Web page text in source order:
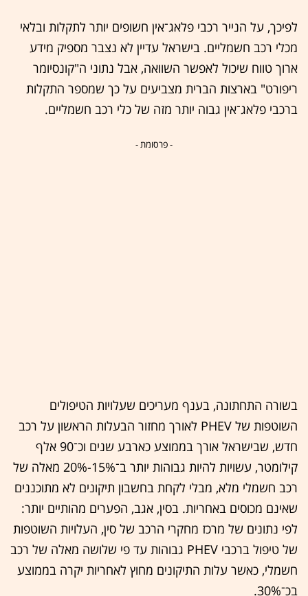
לפיכך, על הנייר רכבי פלאג־אין חשופים יותר לתקלות ובלאי
מכלי רכב חשמליים. בישראל עדיין לא נצבר מספיק מידע
ארוך טווח שיכול לאפשר השוואה, אבל נתוני ה"קונסיומר
ריפורט" בארצות הברית מצביעים על כך שמספר התקלות
ברכבי פלאג־אין גבוה יותר מזה של כלי רכב חשמליים.
- פרסומת -
בשורה התחתונה, בענף מעריכים שעלויות הטיפולים
השוטפות של PHEV לאורך מחזור הבעלות הראשון על רכב
חדש, שבישראל אורך בממוצע כארבע שנים וכ־90 אלף
קילומטר, עשויות להיות גבוהות יותר ב־15%-20% מאלה של
רכב חשמלי מלא, מבלי לקחת בחשבון תיקונים לא מתוכננים
שאינם מכוסים באחריות. בסין, אגב, הפערים מהותיים יותר:
לפי נתונים של מרכז מחקרי הרכב של סין, העלויות השוטפות
של טיפול ברכבי PHEV גבוהות עד פי שלושה מאלה של רכב
חשמלי, כאשר עלות התיקונים מחוץ לאחריות יקרה בממוצע
בכ־30%.